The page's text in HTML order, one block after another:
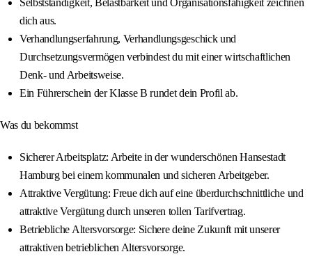
Selbstständigkeit, Belastbarkeit und Organisationsfähigkeit zeichnen
dich aus.
Verhandlungserfahrung, Verhandlungsgeschick und
Durchsetzungsvermögen verbindest du mit einer wirtschaftlichen
Denk- und Arbeitsweise.
Ein Führerschein der Klasse B rundet dein Profil ab.
Was du bekommst
Sicherer Arbeitsplatz: Arbeite in der wunderschönen Hansestadt
Hamburg bei einem kommunalen und sicheren Arbeitgeber.
Attraktive Vergütung: Freue dich auf eine überdurchschnittliche und
attraktive Vergütung durch unseren tollen Tarifvertrag.
Betriebliche Altersvorsorge: Sichere deine Zukunft mit unserer
attraktiven betrieblichen Altersvorsorge.